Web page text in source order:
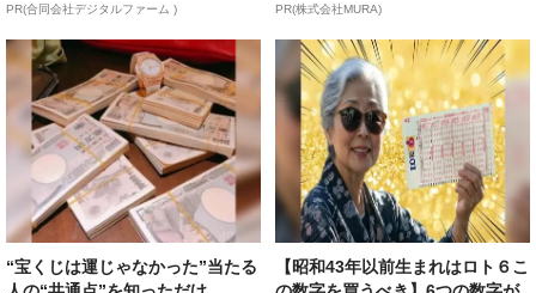
PR(合同会社デジタルファーム ) PR(株式会社MURA)
“宝くじは運じゃなかった”当たる
【昭和43年以前生まれはロト６こ